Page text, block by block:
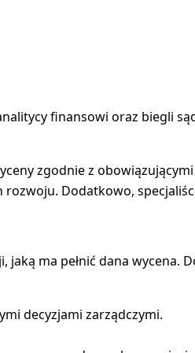
finansowi oraz biegli
zgodnie z
Dodatkowo,
ma pełnić dana wycena.
decyzjami zarządczymi.